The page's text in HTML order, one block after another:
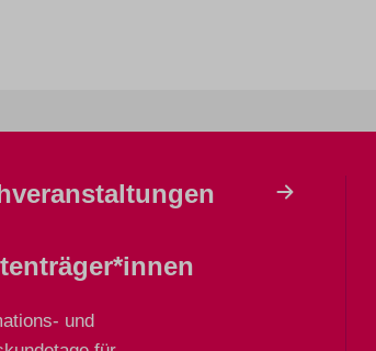
Finanzierung & Förderung
Ihr Partner für eine
und